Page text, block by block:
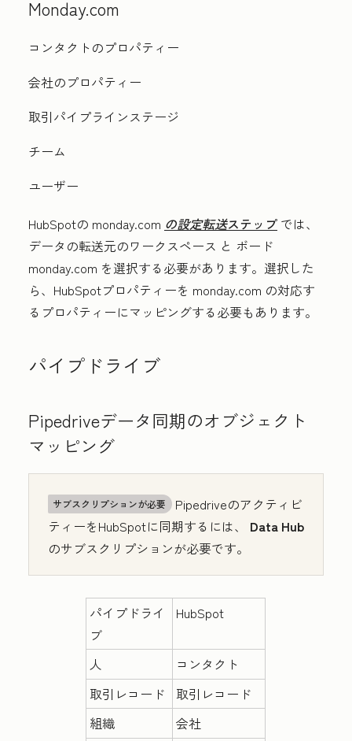
Monday.com
コンタクトのプロパティー
会社のプロパティー
取引パイプラインステージ
チーム
ユーザー
HubSpotの monday.com の設定転送ステップ では、
データの転送元のワークスペース と ボード
monday.com を選択する必要があります。選択した
ら、HubSpotプロパティーを monday.com の対応す
るプロパティーにマッピングする必要もあります。
パイプドライブ
Pipedriveデータ同期のオブジェクト
マッピング
サブスクリプションが必要
Pipedriveのアクティビ
ティーをHubSpotに同期するには、 Data Hub
のサブスクリプションが必要です。
パイプドライ
ブ
HubSpot
人
コンタクト
取引レコード
取引レコード
組織
会社